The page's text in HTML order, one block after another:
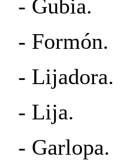
- Gubia.
- Formón.
- Lijadora.
- Lija.
- Garlopa.